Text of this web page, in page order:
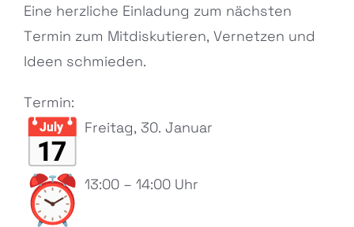
grösseres
Bild
Eine herzliche Einladung zum nächsten
Termin zum Mitdiskutieren, Vernetzen und
Ideen schmieden.
Termin:
Freitag, 30. Januar
13:00 – 14:00 Uhr